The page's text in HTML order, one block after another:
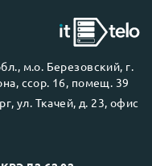
м.о. Березовский, г.
ссор. 16, помещ. 39
ул. Ткачей, д. 23, офис